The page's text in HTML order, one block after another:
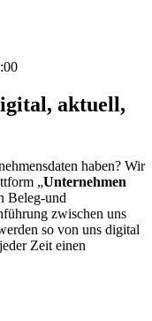
aktuell,
haben? Wir
„Unternehmen
Beleg-und
zwischen uns
so von uns digital
Zeit einen